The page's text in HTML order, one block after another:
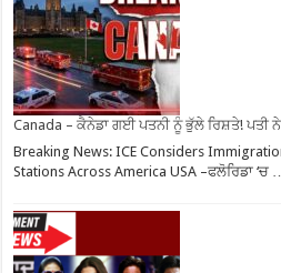
Canada – ਕੈਨੇਡਾ ਗਈ ਪਤਨੀ ਨੂੰ ਭੁੱਲੇ ਰਿਸ਼ਤੇ! ਪਤੀ
Breaking News: ICE Considers
Stations Across America USA –ਫਲੋਰਿਡਾ ‘ਚ